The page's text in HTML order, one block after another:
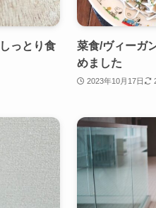
っとり食
菜食/ヴィーガ
めました
2023年10月17日